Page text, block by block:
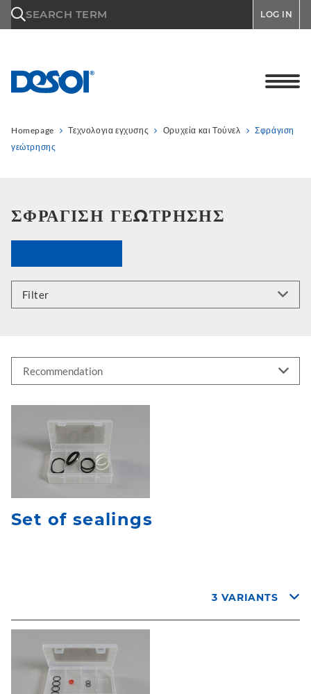
SEARCH TERM LOG IN
Homepage Τεχνολογια εγχυσης Ορυχεία και Τούνελ
Σφράγιση
γεώτρησης
ΣΦΡΆΓΙΣΗ ΓΕΏΤΡΗΣΗΣ
Filter
Set of sealings
3 VARIANTS